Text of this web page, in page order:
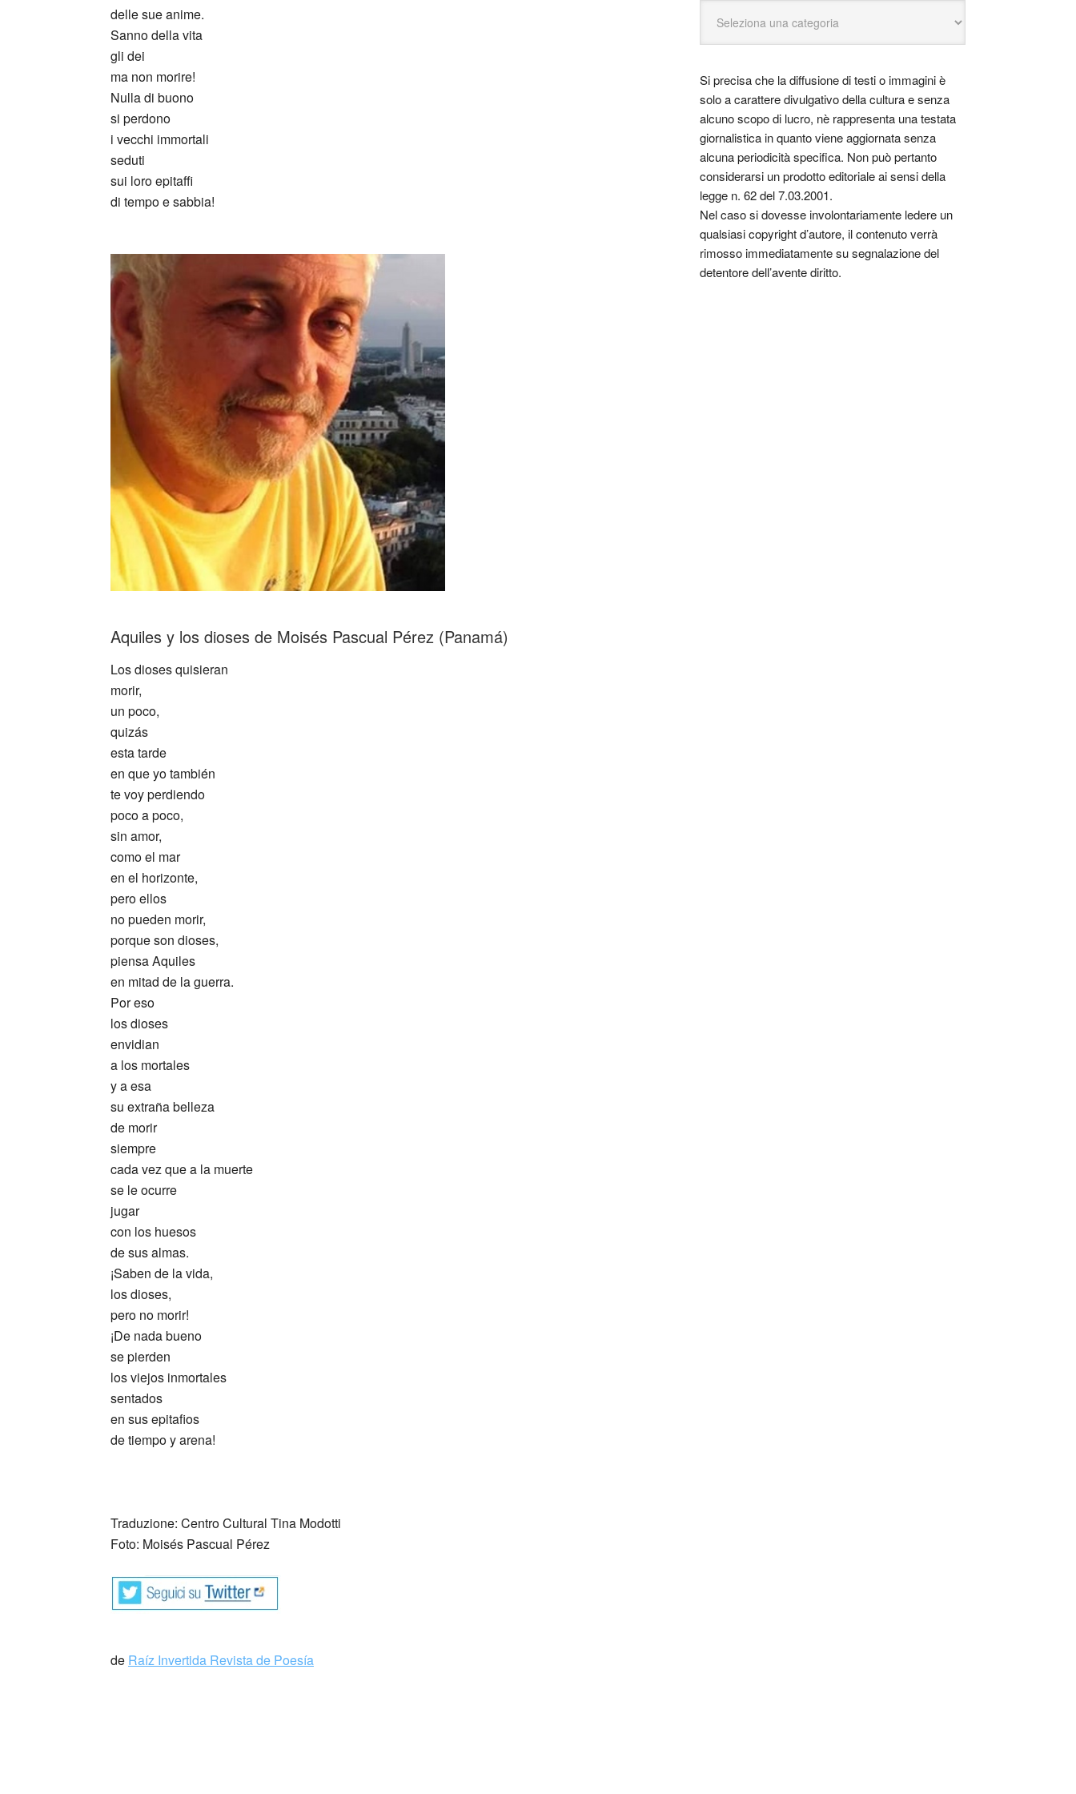
delle sue anime.
Sanno della vita
gli dei
ma non morire!
Nulla di buono
si perdono
i vecchi immortali
seduti
sui loro epitaffi
di tempo e sabbia!
Aquiles y los dioses de Moisés Pascual Pérez (Panamá)
Los dioses quisieran
morir,
un poco,
quizás
esta tarde
en que yo también
te voy perdiendo
poco a poco,
sin amor,
como el mar
en el horizonte,
pero ellos
no pueden morir,
porque son dioses,
piensa Aquiles
en mitad de la guerra.
Por eso
los dioses
envidian
a los mortales
y a esa
su extraña belleza
de morir
siempre
cada vez que a la muerte
se le ocurre
jugar
con los huesos
de sus almas.
¡Saben de la vida,
los dioses,
pero no morir!
¡De nada bueno
se pierden
los viejos inmortales
sentados
en sus epitafios
de tiempo y arena!
Traduzione: Centro Cultural Tina Modotti
Foto: Moisés Pascual Pérez
de Raíz Invertida Revista de Poesía
Si precisa che la diffusione di testi o immagini è
solo a carattere divulgativo della cultura e senza
alcuno scopo di lucro, nè rappresenta una testata
giornalistica in quanto viene aggiornata senza
alcuna periodicità specifica. Non può pertanto
considerarsi un prodotto editoriale ai sensi della
legge n. 62 del 7.03.2001.
Nel caso si dovesse involontariamente ledere un
qualsiasi copyright d’autore, il contenuto verrà
rimosso immediatamente su segnalazione del
detentore dell’avente diritto.